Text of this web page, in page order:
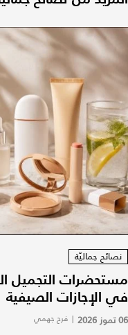
نصائح جماليّة
مستحضرات التجميل
في الإجازات الصيفية
06 تموز 2026 | فرح جهمي